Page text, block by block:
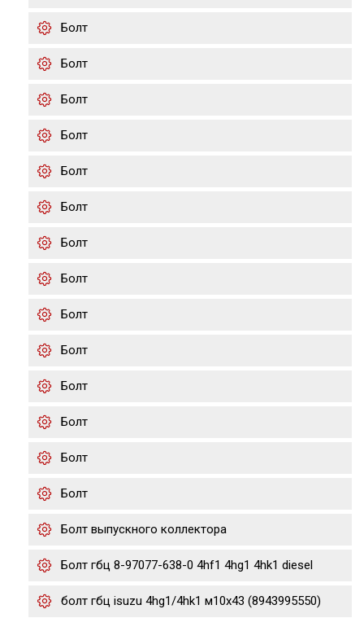
Болт
Болт
Болт
Болт
Болт
Болт
Болт
Болт
Болт
Болт
Болт
Болт
Болт
Болт
Болт выпускного коллектора
Болт гбц 8-97077-638-0 4hf1 4hg1 4hk1 diesel
болт гбц isuzu 4hg1/4hk1 м10х43 (8943995550)